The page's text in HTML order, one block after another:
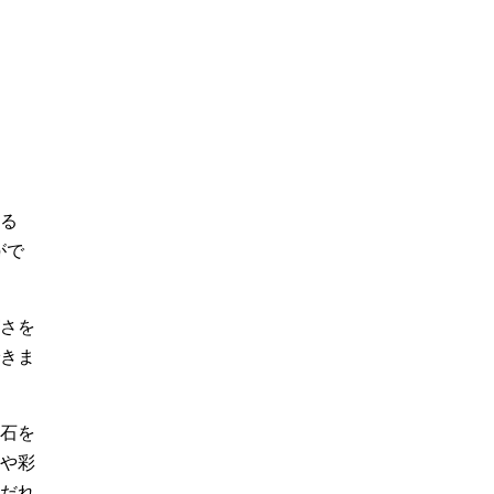
で
を
ま
を
彩